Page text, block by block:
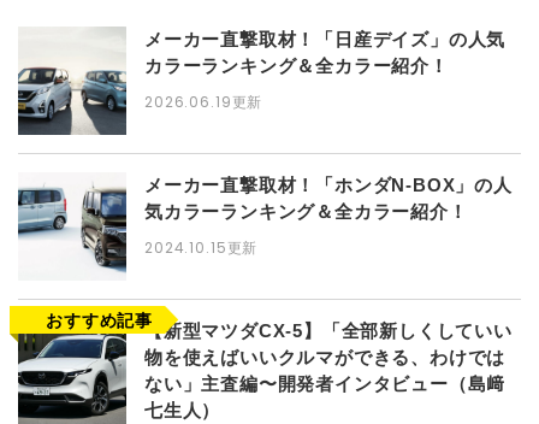
メーカー直撃取材！「日産デイズ」の人気
カラーランキング＆全カラー紹介！
2026.06.19更新
メーカー直撃取材！「ホンダN-BOX」の人
気カラーランキング＆全カラー紹介！
2024.10.15更新
【新型マツダCX-5】「全部新しくしていい
物を使えばいいクルマができる、わけでは
ない」主査編〜開発者インタビュー（島﨑
七生人）